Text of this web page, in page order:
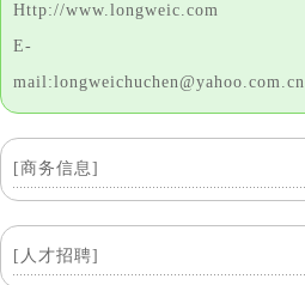
Http://www.longweic.com
E-
mail:longweichuchen@yahoo.com.cn
[商务信息]
[人才招聘]